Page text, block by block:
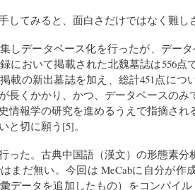
してみると、面白さだけではなく難し
しデータベース化を行ったが、デー
において掲載された北魏墓誌は556点
載の新出墓誌を加え、総計451点につ
長くかかり、かつ、データベースのみ
情報学の研究を進めるうえで指摘され
と切に願う[5]。
った。古典中国語（漢文）の形態素
まだ無い。今回は MeCabに自分が作
データを追加したもの）をコンパイル